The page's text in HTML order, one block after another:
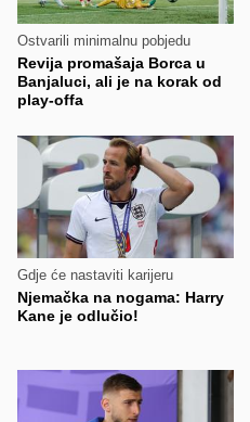
Ostvarili minimalnu pobjedu
Revija promašaja Borca u
Banjaluci, ali je na korak od
play-offa
Gdje će nastaviti karijeru
Njemačka na nogama: Harry
Kane je odlučio!